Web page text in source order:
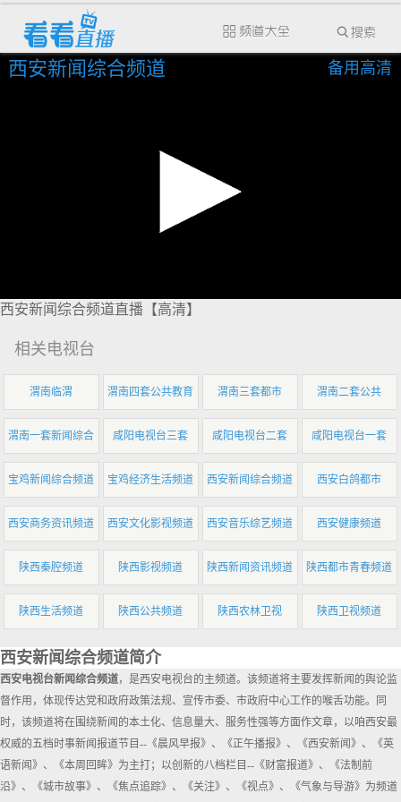
西安新闻综合频道 备用高清
西安新闻综合频道直播【高清】
相关电视台
渭南临渭 渭南四套公共教育 渭南三套都市 渭南二套公共
渭南一套新闻综合 咸阳电视台三套 咸阳电视台二套 咸阳电视台一套
宝鸡新闻综合频道 宝鸡经济生活频道 西安新闻综合频道 西安白鸽都市
西安商务资讯频道 西安文化影视频道 西安音乐综艺频道 西安健康频道
陕西秦腔频道 陕西影视频道 陕西新闻资讯频道 陕西都市青春频道
陕西生活频道 陕西公共频道 陕西农林卫视 陕西卫视频道
西安新闻综合频道简介
西安电视台新闻综合频道，是西安电视台的主频道。该频道将主要发挥新闻的舆论监
督作用，体现传达党和政府政策法规、宣传市委、市政府中心工作的喉舌功能。同
时，该频道将在围绕新闻的本土化、信息量大、服务性强等方面作文章，以咱西安最
权威的五档时事新闻报道节目--《晨风早报》、《正午播报》、《西安新闻》、《英
语新闻》、《本周回眸》为主打；以创新的八档栏目--《财富报道》、《法制前
沿》、《城市故事》、《焦点追踪》、《关注》、《视点》、《气象与导游》为频道